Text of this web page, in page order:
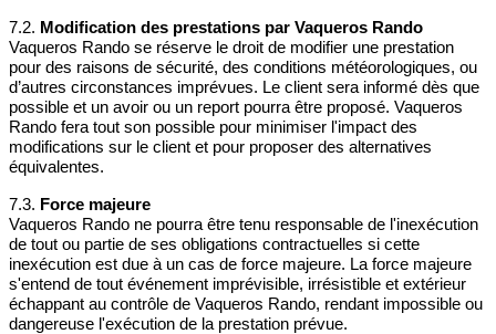
7.2. Modification des prestations par Vaqueros Rando
Vaqueros Rando se réserve le droit de modifier une prestation
pour des raisons de sécurité, des conditions météorologiques, ou
d’autres circonstances imprévues. Le client sera informé dès que
possible et un avoir ou un report pourra être proposé. Vaqueros
Rando fera tout son possible pour minimiser l'impact des
modifications sur le client et pour proposer des alternatives
équivalentes.
7.3. Force majeure
Vaqueros Rando ne pourra être tenu responsable de l'inexécution
de tout ou partie de ses obligations contractuelles si cette
inexécution est due à un cas de force majeure. La force majeure
s'entend de tout événement imprévisible, irrésistible et extérieur
échappant au contrôle de Vaqueros Rando, rendant impossible ou
dangereuse l'exécution de la prestation prévue.